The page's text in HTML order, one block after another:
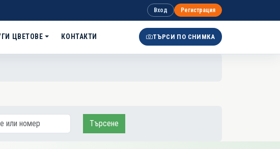
Вход Регистрация
ЦВЕТОВЕ КОНТАКТИ ТЪРСИ ПО СНИМКА
Търсене